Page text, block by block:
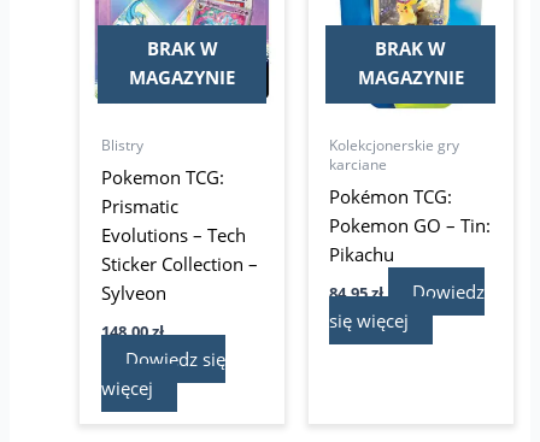
BRAK W
MAGAZYNIE
Blistry
Pokemon TCG:
Prismatic
Evolutions – Tech
Sticker Collection –
Sylveon
148,00zł
Dowiedz się
więcej
BRAK W
MAGAZYNIE
Kolekcjonerskie gry
karciane
Pokémon TCG:
Pokemon GO – Tin:
Pikachu
84,95zł
Dowiedz
się więcej